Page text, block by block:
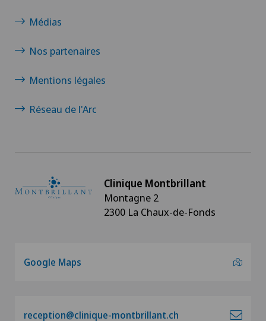
Médias
Nos partenaires
Mentions légales
Réseau de l'Arc
Clinique Montbrillant
Montagne 2
2300 La Chaux-de-Fonds
Google Maps
reception@clinique-montbrillant.ch